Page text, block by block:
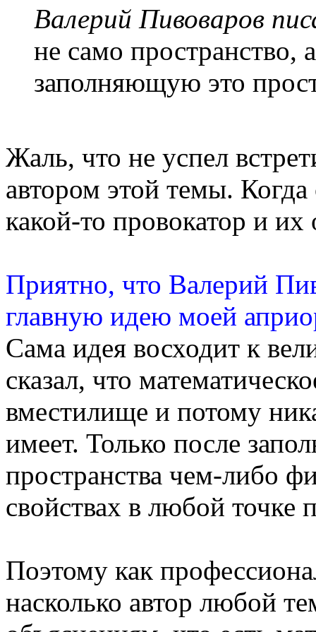
Валерий Пивоваров
не само пространство,
заполняющую это
Жаль, что не успел
автором этой темы.
какой-то провокатор и
Приятно, что Валерий
главную идею моей
Сама идея восходит к
сказал, что
вместилище и потому
имеет. Только после
пространства чем-либо
свойствах в любой точке
Поэтому как
насколько автор любой